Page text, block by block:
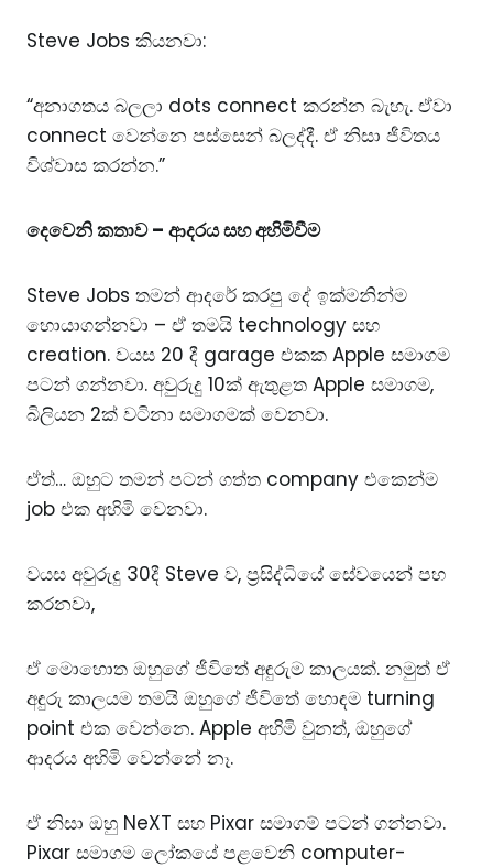
Steve Jobs කියනවා:
“අනාගතය බලලා dots connect කරන්න බැහැ. ඒවා
connect වෙන්නෙ පස්සෙන් බලද්දී. ඒ නිසා ජීවිතය
විශ්වාස කරන්න.”
දෙවෙනි කතාව – ආදරය සහ අහිමිවීම
Steve Jobs තමන් ආදරේ කරපු දේ ඉක්මනින්ම
හොයාගන්නවා – ඒ තමයි technology සහ
creation. වයස 20 දී garage එකක Apple සමාගම
පටන් ගන්නවා. අවුරුදු 10ක් ඇතුළත Apple සමාගම,
බිලියන 2ක් වටිනා සමාගමක් වෙනවා.
ඒත්… ඔහුට තමන් පටන් ගත්ත company එකෙන්ම
job එක අහිමි වෙනවා.
වයස අවුරුදු 30දී Steve ව, ප්‍රසිද්ධියේ සේවයෙන් පහ
කරනවා,
ඒ මොහොත ඔහුගේ ජීවිතේ අඳුරුම කාලයක්. නමුත් ඒ
අඳුරු කාලයම තමයි ඔහුගේ ජීවිතේ හොඳම turning
point එක වෙන්නෙ. Apple අහිමි වුනත්, ඔහුගේ
ආදරය අහිමි වෙන්නේ නෑ.
ඒ නිසා ඔහු NeXT සහ Pixar සමාගම් පටන් ගන්නවා.
Pixar සමාගම ලෝකයේ පළවෙනි computer-